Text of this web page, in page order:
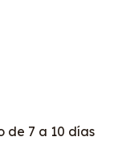
de 7 a 10 días